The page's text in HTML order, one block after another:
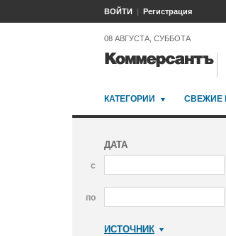
ВОЙТИ Регистрация
08 АВГУСТА, СУББОТА
КАТЕГОРИИ СВЕЖИЕ
ДАТА
с
по
ИСТОЧНИК